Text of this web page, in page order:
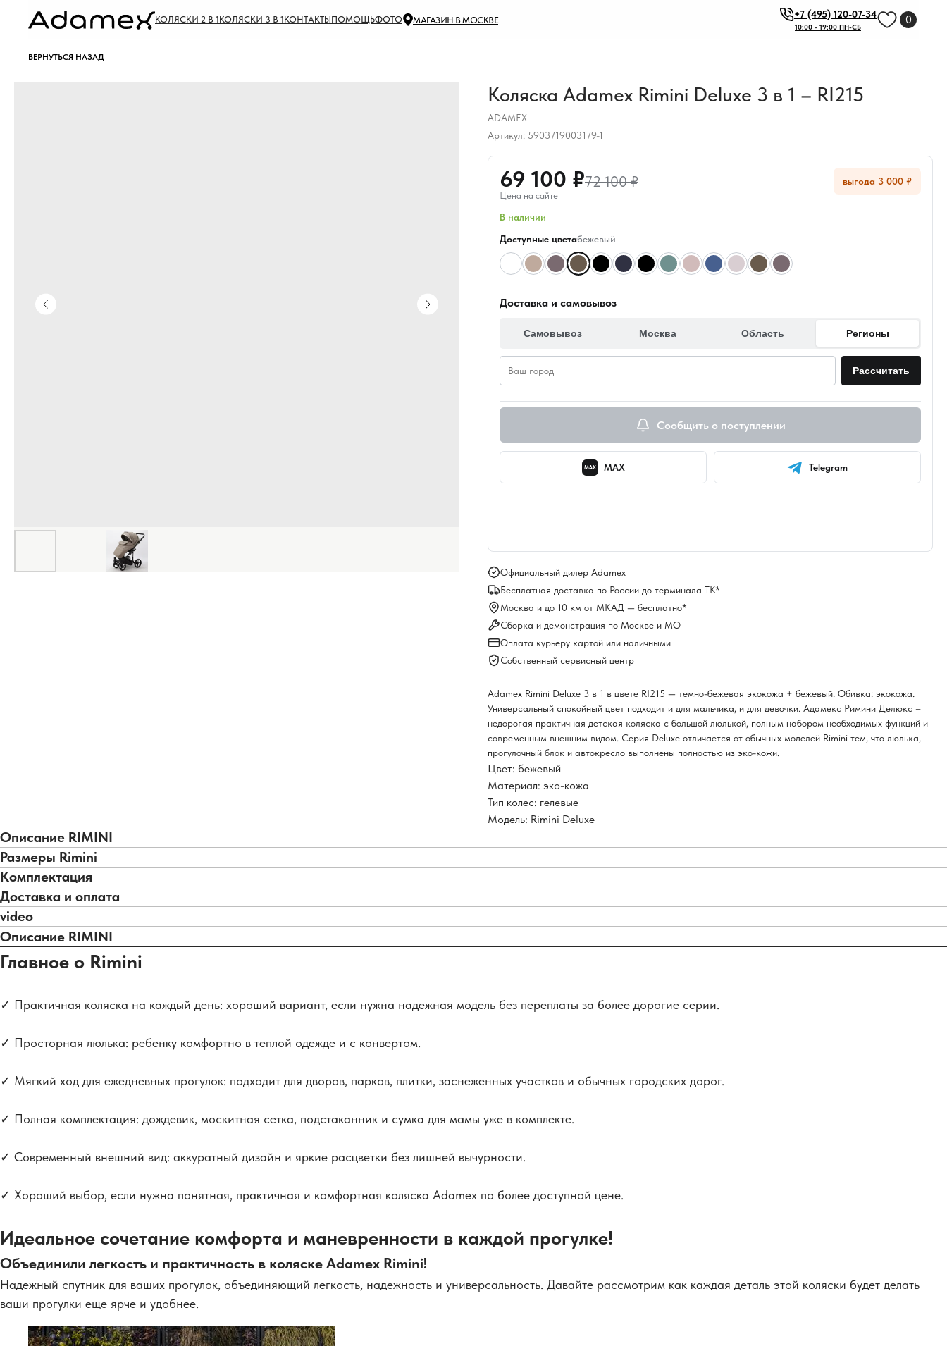
КОЛЯСКИ 2 В 1КОЛЯСКИ 3 В 1КОНТАКТЫПОМОЩЬФОТО МАГАЗИН В МОСКВЕ +7 (495) 120-07-34
10:00 - 19:00 ПН-СБ
0
ВЕРНУТЬСЯ НАЗАД
Коляска Adamex Rimini Deluxe 3 в 1 – RI215
ADAMEX
Артикул: 5903719003179-1
69 100 ₽72 100 ₽
Цена на сайте
выгода 3 000 ₽
В наличии
Доступные цветабежевый
Доставка и самовывоз
Самовывоз Москва Область Регионы
Рассчитать
Сообщить о поступлении
MAX MAX Telegram
Официальный дилер Adamex
Бесплатная доставка по России до терминала ТК*
Москва и до 10 км от МКАД — бесплатно*
Сборка и демонстрация по Москве и МО
Оплата курьеру картой или наличными
Собственный сервисный центр
Adamex Rimini Deluxe 3 в 1 в цвете RI215 — темно-бежевая экокожа + бежевый. Обивка: экокожа.
Универсальный спокойный цвет подходит и для мальчика, и для девочки. Адамекс Римини Делюкс –
недорогая практичная детская коляска с большой люлькой, полным набором необходимых функций и
современным внешним видом. Серия Deluxe отличается от обычных моделей Rimini тем, что люлька,
прогулочный блок и автокресло выполнены полностью из эко-кожи.
Цвет: бежевый
Материал: эко-кожа
Тип колес: гелевые
Модель: Rimini Deluxe
Описание RIMINI
Размеры Rimini
Комплектация
Доставка и оплата
video
Описание RIMINI
Главное о Rimini
✓ Практичная коляска на каждый день: хороший вариант, если нужна надежная модель без переплаты за более дорогие серии.
✓ Просторная люлька: ребенку комфортно в теплой одежде и с конвертом.
✓ Мягкий ход для ежедневных прогулок: подходит для дворов, парков, плитки, заснеженных участков и обычных городских дорог.
✓ Полная комплектация: дождевик, москитная сетка, подстаканник и сумка для мамы уже в комплекте.
✓ Современный внешний вид: аккуратный дизайн и яркие расцветки без лишней вычурности.
✓ Хороший выбор, если нужна понятная, практичная и комфортная коляска Adamex по более доступной цене.
Идеальное сочетание комфорта и маневренности в каждой прогулке!
Объединили легкость и практичность в коляске Adamex Rimini!
Надежный спутник для ваших прогулок, объединяющий легкость, надежность и универсальность. Давайте рассмотрим как каждая деталь этой коляски будет делать
ваши прогулки еще ярче и удобнее.